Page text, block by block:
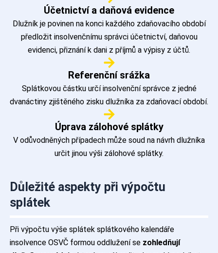
Účetnictví a daňová evidence
Dlužník je povinen na konci každého zdaňovacího období
předložit insolvenčnímu správci účetnictví, daňovou
evidenci, přiznání k dani z příjmů a výpisy z účtů.
Referenční srážka
Splátkovou částku určí insolvenční správce z jedné
dvanáctiny zjištěného zisku dlužníka za zdaňovací období.
Úprava zálohové splátky
V odůvodněných případech může soud na návrh dlužníka
určit jinou výši zálohové splátky.
Důležité aspekty při výpočtu
splátek
Při výpočtu výše splátek splátkového kalendáře
insolvence OSVČ formou oddlužení se zohledňují